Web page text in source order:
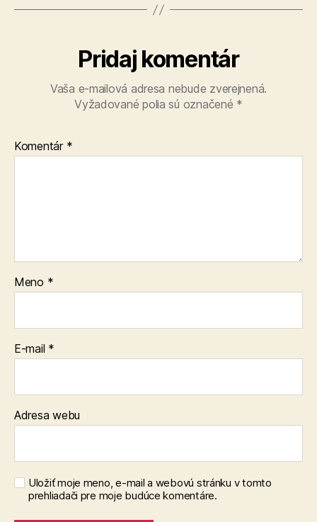
Pridaj komentár
Vaša e-mailová adresa nebude zverejnená.
Vyžadované polia sú označené *
Komentár *
Meno *
E-mail *
Adresa webu
Uložiť moje meno, e-mail a webovú stránku v tomto
prehliadači pre moje budúce komentáre.